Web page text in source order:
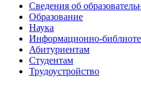
Сведения об
Образование
Наука
Информационно-
Абитуриентам
Студентам
Трудоустройство